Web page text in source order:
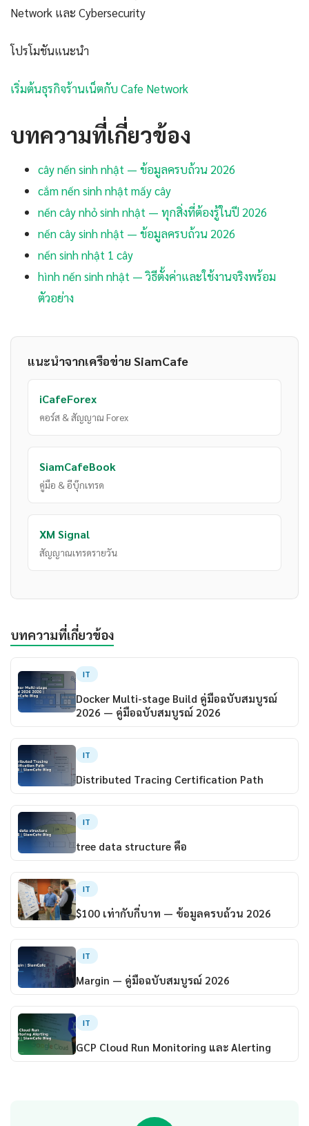
Network และ Cybersecurity
โปรโมชันแนะนำ
เริ่มต้นธุรกิจร้านเน็ตกับ Cafe Network
บทความที่เกี่ยวข้อง
cây nến sinh nhật — ข้อมูลครบถ้วน 2026
cắm nến sinh nhật mấy cây
nến cây nhỏ sinh nhật — ทุกสิ่งที่ต้องรู้ในปี 2026
nến cây sinh nhật — ข้อมูลครบถ้วน 2026
nến sinh nhật 1 cây
hình nến sinh nhật — วิธีตั้งค่าและใช้งานจริงพร้อม
ตัวอย่าง
แนะนำจากเครือข่าย SiamCafe
iCafeForex
คอร์ส & สัญญาณ Forex
SiamCafeBook
คู่มือ & อีบุ๊กเทรด
XM Signal
สัญญาณเทรดรายวัน
บทความที่เกี่ยวข้อง
IT
Docker Multi-stage Build คู่มือฉบับสมบูรณ์
2026 — คู่มือฉบับสมบูรณ์ 2026
IT
Distributed Tracing Certification Path
IT
tree data structure คือ
IT
$100 เท่ากับกี่บาท — ข้อมูลครบถ้วน 2026
IT
Margin — คู่มือฉบับสมบูรณ์ 2026
IT
GCP Cloud Run Monitoring และ Alerting